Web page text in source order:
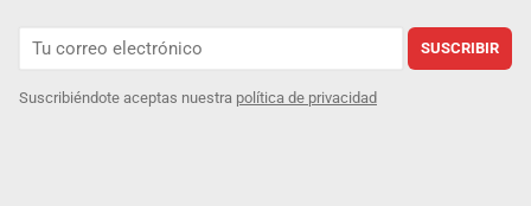
SUSCRIBIR
Suscribiéndote aceptas nuestra política de privacidad